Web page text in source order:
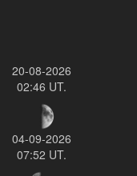
20-08-2026
02:46 UT.
04-09-2026
07:52 UT.